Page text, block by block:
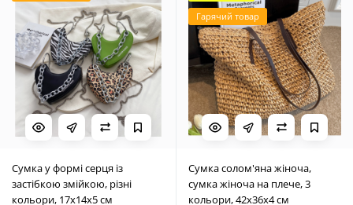
Сумка у формі серця із
застібкою змійкою, різні
кольори, 17х14х5 см
Гарячий товар
Сумка солом'яна жіноча,
сумка жіноча на плече, 3
кольори, 42х36х4 см